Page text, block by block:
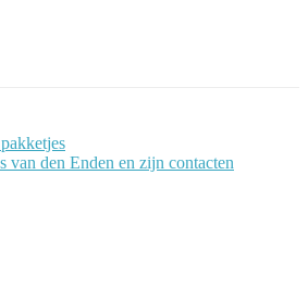
van den Enden en zijn contacten